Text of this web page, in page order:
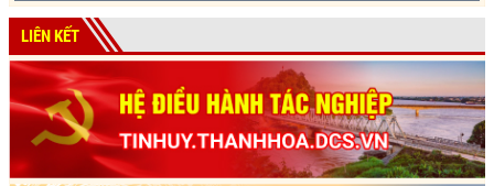
LIÊN KẾT